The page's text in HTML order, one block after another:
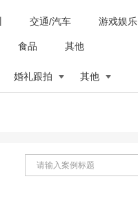
交通/汽车 游戏娱乐
食品 其他
婚礼跟拍 其他